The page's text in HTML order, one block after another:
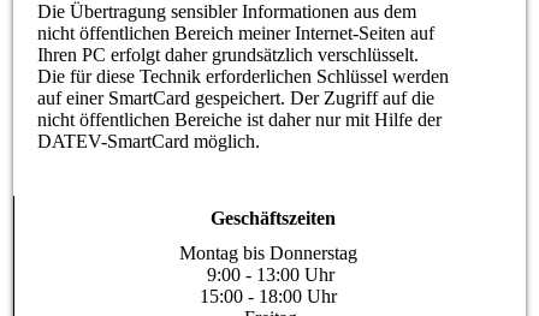
Die Übertragung sensibler Informationen aus dem
nicht öffentlichen Bereich meiner Internet-Seiten auf
Ihren PC erfolgt daher grundsätzlich verschlüsselt.
Die für diese Technik erforderlichen Schlüssel werden
auf einer SmartCard gespeichert. Der Zugriff auf die
nicht öffentlichen Bereiche ist daher nur mit Hilfe der
DATEV-SmartCard möglich.
Geschäftszeiten
Montag bis Donnerstag
9:00 - 13:00 Uhr
15:00 - 18:00 Uhr